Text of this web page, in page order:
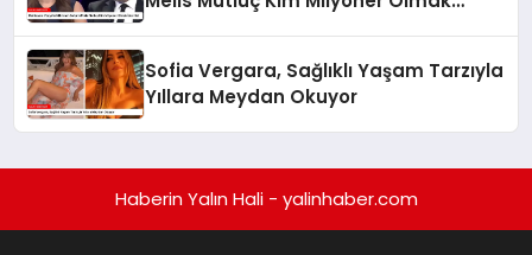
Sofia Vergara, Sağlıklı Yaşam Tarzıyla
Yıllara Meydan Okuyor
Haberin Yalın Hali - yalinhaber.com